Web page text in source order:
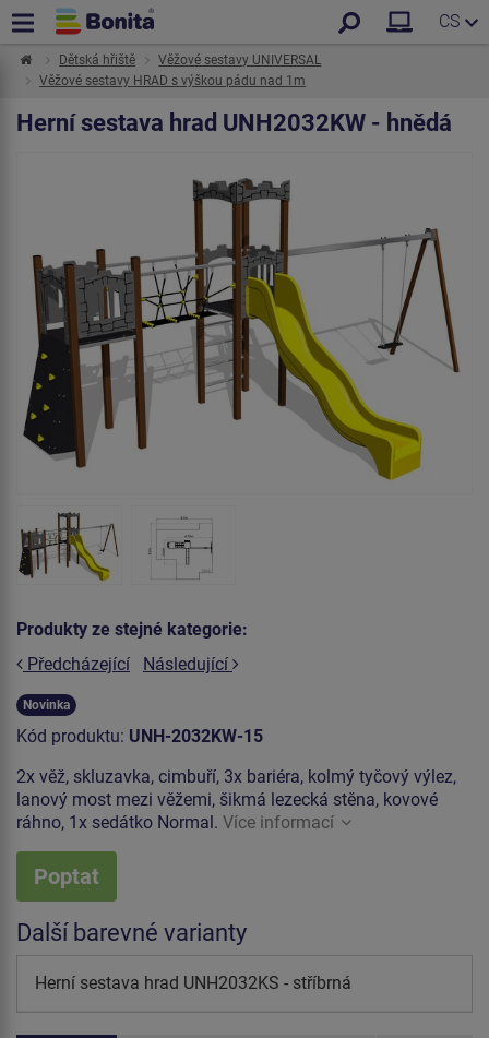
CS
Dětská hřiště
Věžové sestavy UNIVERSAL
Věžové sestavy HRAD s výškou pádu nad 1m
Herní sestava hrad UNH2032KW - hnědá
Produkty ze stejné kategorie:
Předcházející
Následující
Novinka
Kód produktu: UNH-2032KW-15
2x věž, skluzavka, cimbuří, 3x bariéra, kolmý tyčový výlez,
lanový most mezi věžemi, šikmá lezecká stěna, kovové
ráhno, 1x sedátko Normal. Více informací
Poptat
Další barevné varianty
Herní sestava hrad UNH2032KS - stříbrná